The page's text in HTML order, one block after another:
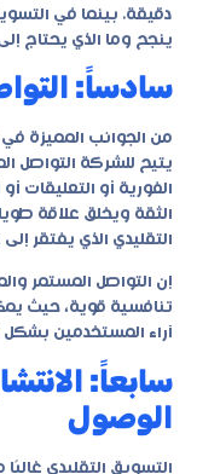
دقيقة. بينما في
ينجح وما الذي يحتاج
سادساً:
من الجوانب المميزة في
يتيح للشركة التواصل
الفورية أو التعليقات
الثقة ويخلق علاقة
التقليدي الذي يفتقر
إن التواصل المستمر
تنافسية قوية، حيث
آراء المستخدمين
سابعاً:
الوصول
التسويق التقليدي